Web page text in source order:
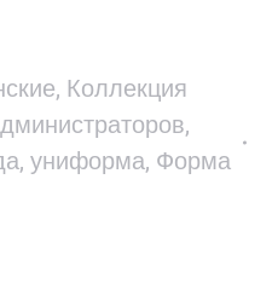
, Коллекция
униформа, Форма